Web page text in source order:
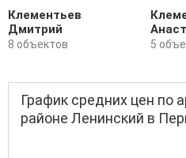
Клементьев
Дмитрий
8 объектов 5
График средних цен по
районе Ленинский в